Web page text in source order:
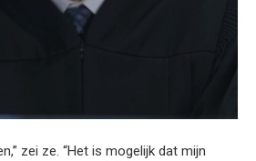
zei ze. “Het is mogelijk dat mijn